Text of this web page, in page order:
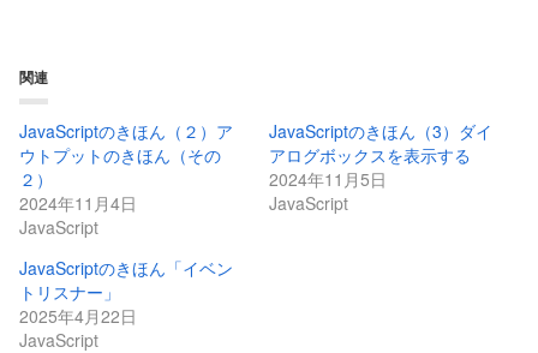
関連
JavaScriptのきほん（２）ア
ウトプットのきほん（その
２）
2024年11月4日
JavaScript
JavaScriptのきほん（3）ダイ
アログボックスを表示する
2024年11月5日
JavaScript
JavaScriptのきほん「イベン
トリスナー」
2025年4月22日
JavaScript